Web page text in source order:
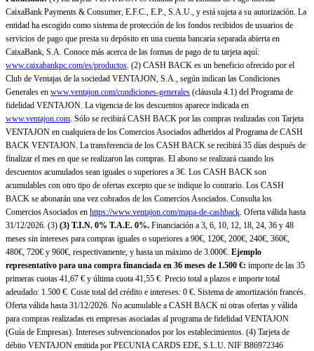
CaixaBank Payments & Consumer, E.F.C., E.P., S.A.U., y está sujeta a su autorización. La
entidad ha escogido como sistema de protección de los fondos recibidos de usuarios de
servicios de pago que presta su depósito en una cuenta bancaria separada abierta en
CaixaBank, S.A. Conoce más acerca de las formas de pago de tu tarjeta aquí:
www.caixabankpc.com/es/productos. (2) CASH BACK es un beneficio ofrecido por el
Club de Ventajas de la sociedad VENTAJON, S.A., según indican las Condiciones
Generales en www.ventajon.com/condiciones-generales (cláusula 4.1) del Programa de
fidelidad VENTAJON. La vigencia de los descuentos aparece indicada en
www.ventajon.com. Sólo se recibirá CASH BACK por las compras realizadas con Tarjeta
VENTAJON en cualquiera de los Comercios Asociados adheridos al Programa de CASH
BACK VENTAJON. La transferencia de los CASH BACK se recibirá 35 días después de
finalizar el mes en que se realizaron las compras. El abono se realizará cuando los
descuentos acumulados sean iguales o superiores a 3€. Los CASH BACK son
acumulables con otro tipo de ofertas excepto que se indique lo contrario. Los CASH
BACK se abonarán una vez cobrados de los Comercios Asociados. Consulta los
Comercios Asociados en https://www.ventajon.com/mapa-de-cashback. Oferta válida hasta
31/12/2026. (3) (3) T.I.N. 0% T.A.E. 0%. Financiación a 3, 6, 10, 12, 18, 24, 36 y 48
meses sin intereses para compras iguales o superiores a 90€, 120€, 200€, 240€, 360€,
480€, 720€ y 960€, respectivamente, y hasta un máximo de 3.000€. Ejemplo
representativo para una compra financiada en 36 meses de 1.500 €: importe de las 35
primeras cuotas 41,67 € y última cuota 41,55 €. Precio total a plazos e importe total
adeudado: 1.500 €. Coste total del crédito e intereses: 0 €. Sistema de amortización francés.
Oferta válida hasta 31/12/2026. No acumulable a CASH BACK ni otras ofertas y válida
para compras realizadas en empresas asociadas al programa de fidelidad VENTAJON
(Guía de Empresas). Intereses subvencionados por los establecimientos. (4) Tarjeta de
débito VENTAJON emitida por PECUNIA CARDS EDE, S.L.U. NIF B86972346